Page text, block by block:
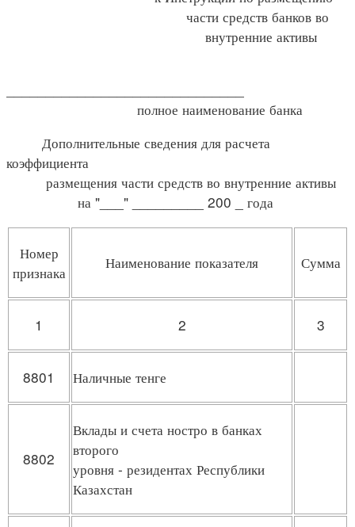
части средств банков во
внутренние активы
полное наименование банка
Дополнительные сведения для расчета
коэффициента
размещения части средств во внутренние активы
на "___" _________ 200 _ года
Номер
признака
Наименование показателя Сумма
1 2 3
8801 Наличные тенге
8802
Вклады и счета ностро в банках
второго
уровня - резидентах Республики
Казахстан